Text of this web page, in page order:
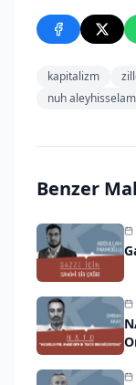
kapitalizm
nuh aleyhisselam
Benzer